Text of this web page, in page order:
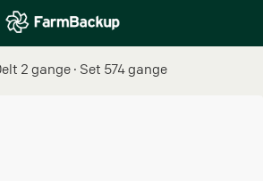
2 gange∙ Set 574gange